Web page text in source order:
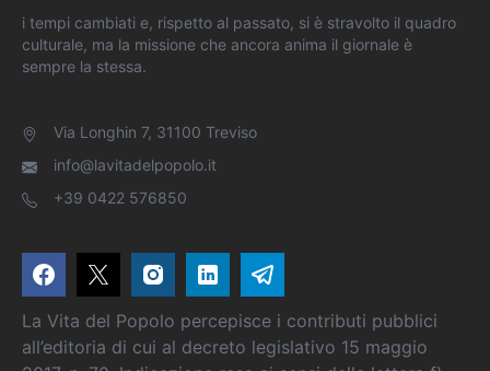
i tempi cambiati e, rispetto al passato, si è stravolto il quadro
culturale, ma la missione che ancora anima il giornale è
sempre la stessa.
Via Longhin 7, 31100 Treviso
info@lavitadelpopolo.it
+39 0422 576850
La Vita del Popolo percepisce i contributi pubblici
all’editoria di cui al decreto legislativo 15 maggio